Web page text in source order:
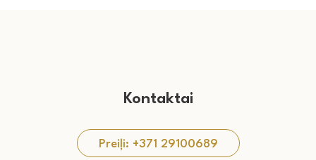
Kontaktai
Preiļi: +371 29100689